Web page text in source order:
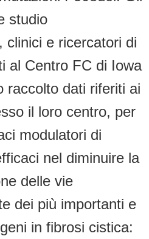
studio
clinici e ricercatori di
al Centro FC di Iowa
raccolto dati riferiti ai
il loro centro, per
modulatori di
nel diminuire la
delle vie
dei più importanti e
in fibrosi cistica: